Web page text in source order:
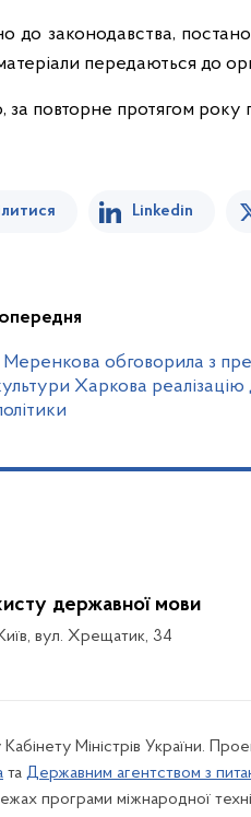
до законодавства,
передаються до
за повторне протягом
Linkedin
Меренкова обговорила з
Харкова реалізацію
державної мови
вул. Хрещатик, 34
Міністрів України.
та Державним агентством з
програми міжнародної